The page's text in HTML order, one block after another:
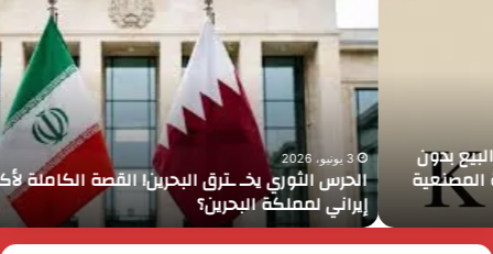
لأكبر
اختـ
ـراق
إيراني
لمملكة
3 يونيو، 2026
الحرس الثوري يخـ ـترق البحرين! القصة الكاملة لأكبر اختـ ـراق
إيراني لمملكة البحرين؟